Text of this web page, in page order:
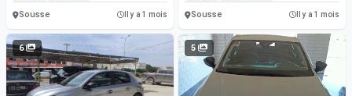
Sousse Il y a 1 mois Sousse Il y a 1 mois
6 5